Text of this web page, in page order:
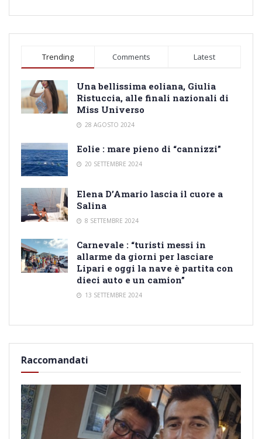
Trending Comments Latest
Una bellissima eoliana, Giulia
Ristuccia, alle finali nazionali di
Miss Universo
28 AGOSTO 2024
Eolie : mare pieno di “cannizzi”
20 SETTEMBRE 2024
Elena D’Amario lascia il cuore a
Salina
8 SETTEMBRE 2024
Carnevale : “turisti messi in
allarme da giorni per lasciare
Lipari e oggi la nave è partita con
dieci auto e un camion”
13 SETTEMBRE 2024
Raccomandati